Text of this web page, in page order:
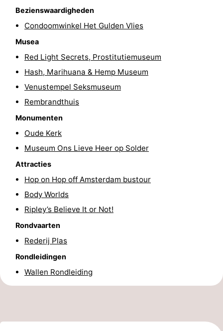
Experiences
Dorpen
Steden
Sporten
Fietsen
Nachtleven
Eten
drinken
Winkelen
Markten
Warenhuizen
Evenementen
Uitgelicht
Bezienswaardigheden
Condoomwinkel Het Gulden Vlies
Musea
Red Light Secrets, Prostitutiemuseum
Hash, Marihuana & Hemp Museum
Venustempel Seksmuseum
Rembrandthuis
Monumenten
Oude Kerk
Museum Ons Lieve Heer op Solder
Attracties
Hop on Hop off Amsterdam bustour
Body Worlds
Ripley’s Believe It or Not!
Rondvaarten
Rederij Plas
Rondleidingen
Wallen Rondleiding